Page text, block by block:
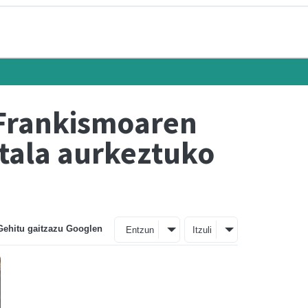
aurkeztuko
gaitzazu Googlen Entzun Itzuli